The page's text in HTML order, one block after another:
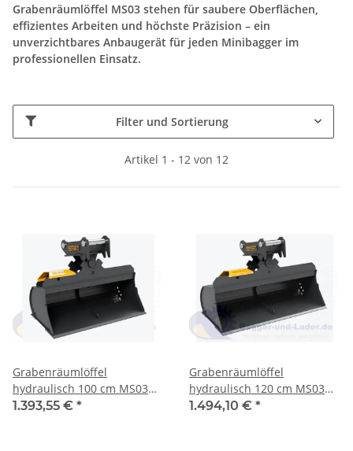
Grabenräumlöffel MS03 stehen für saubere Oberflächen,
effizientes Arbeiten und höchste Präzision – ein
unverzichtbares Anbaugerät für jeden Minibagger im
professionellen Einsatz.
Filter und Sortierung
Artikel 1 - 12 von 12
Grabenräumlöffel
hydraulisch 100 cm MS03
Symlock Grabenräumlöffel
1.393,55 € *
Grabenräumlöffel
hydraulisch 120 cm MS03
Symlock Grabenräumlöffel
1.494,10 € *